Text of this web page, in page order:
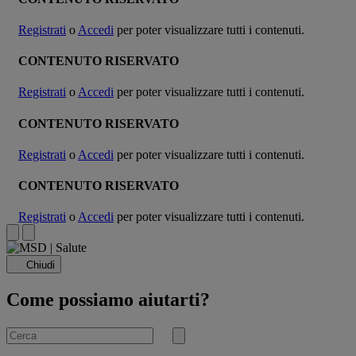
Registrati o Accedi per poter visualizzare tutti i contenuti.
CONTENUTO RISERVATO
Registrati o Accedi per poter visualizzare tutti i contenuti.
CONTENUTO RISERVATO
Registrati o Accedi per poter visualizzare tutti i contenuti.
CONTENUTO RISERVATO
Registrati o Accedi per poter visualizzare tutti i contenuti.
Chiudi
Come possiamo aiutarti?
Cerca
per
Invia